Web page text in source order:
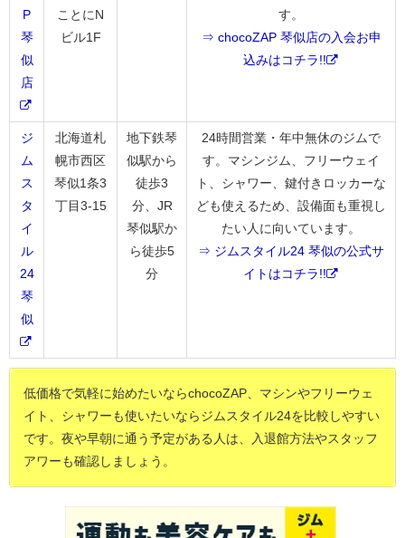
P
琴
似
店
ことにN
ビル1F
す。
⇒ chocoZAP 琴似店の入会お申
込みはコチラ!!
ジ
ム
ス
タ
イ
ル
24
琴
似
北海道札
幌市西区
琴似1条3
丁目3-15
地下鉄琴
似駅から
徒歩3
分、JR
琴似駅か
ら徒歩5
分
24時間営業・年中無休のジムで
す。マシンジム、フリーウェイ
ト、シャワー、鍵付きロッカーな
ども使えるため、設備面も重視し
たい人に向いています。
⇒ ジムスタイル24 琴似の公式サ
イトはコチラ!!
低価格で気軽に始めたいならchocoZAP、マシンやフリーウェ
イト、シャワーも使いたいならジムスタイル24を比較しやすい
です。夜や早朝に通う予定がある人は、入退館方法やスタッフ
アワーも確認しましょう。